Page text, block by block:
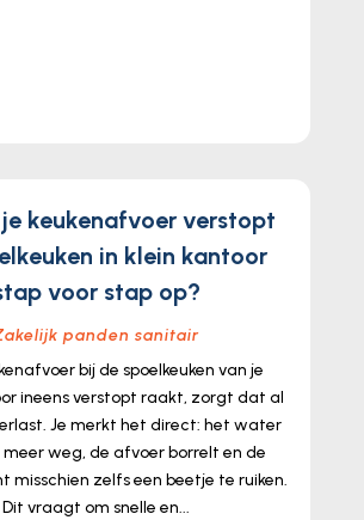
je keukenafvoer verstopt
in klein kantoor
voor stap op?
panden sanitair
bij de spoelkeuken van je
ineens verstopt raakt, zorgt dat al
Je merkt het direct: het water
weg, de afvoer borrelt en de
misschien zelfs een beetje te ruiken.
Dit vraagt om snelle en...